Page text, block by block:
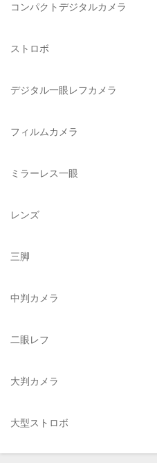
BURTON（バートン）
DELSEY（デルセー）
DEKO Elite（デコエリート）
Datacolor（データカラー）
A-POWER (エー・パワー)
ACQUAPAZZA（アクアパッツァ）
AGFA（アグフア）
ALPA（アルパ）
ALT（アルト）
コンパクトデジタルカメラ
ストロボ
デジタル一眼レフカメラ
フィルムカメラ
ミラーレス一眼
レンズ
三脚
中判カメラ
二眼レフ
大判カメラ
大型ストロボ